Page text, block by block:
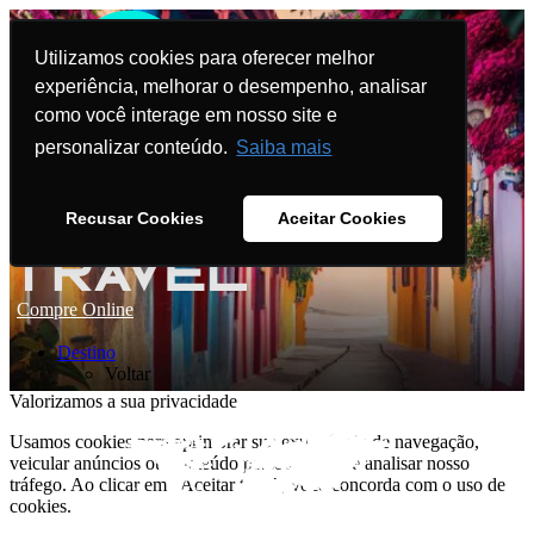
Utilizamos cookies para oferecer melhor
experiência, melhorar o desempenho, analisar
como você interage em nosso site e
personalizar conteúdo. Saiba mais
Recusar Cookies Aceitar Cookies
Compre Online
Destino
Voltar
Valorizamos a sua privacidade
Usamos cookies para aprimorar sua experiência de navegação,
veicular anúncios ou conteúdo personalizado e analisar nosso
tráfego. Ao clicar em "Aceitar tudo", você concorda com o uso de
cookies.